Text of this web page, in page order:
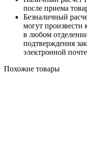
после приема
Безналичный
могут произвести
в любом
подтверждения
электронной
Похожие товары